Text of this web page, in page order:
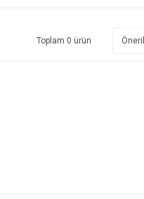
Toplam 0 ürün